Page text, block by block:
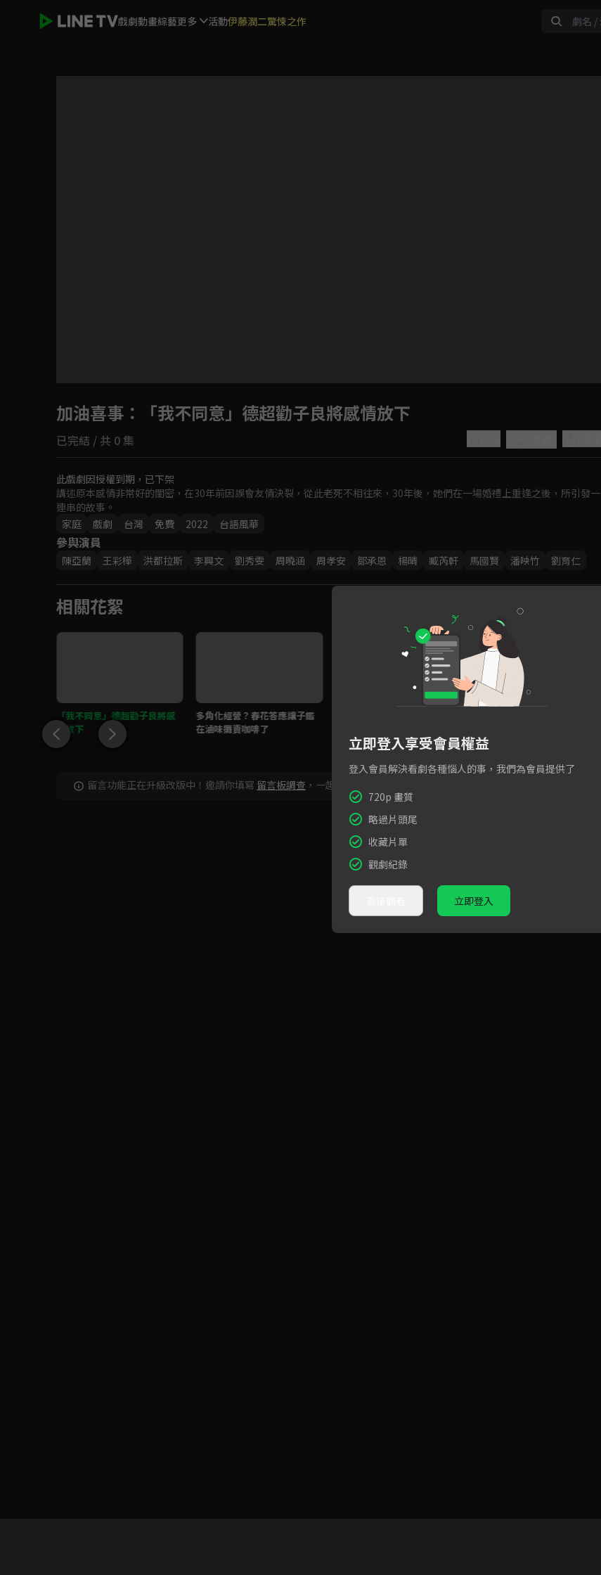
戲劇動畫綜藝更多 活動伊藤潤二驚悚之作
Play
Video
加油喜事 ：「我不同意」德超勸子良將感情放下
已完結 / 共 0 集
此戲劇因授權到期，已下架
講述原本感情非常好的閨密，在30年前因誤會友情決裂，從此老死不相往來，30年後，她們在一場婚禮上重逢之後，所引發一
連串的故事。
家庭
戲劇 台灣 免費 2022 台語風華
參與演員
陳亞蘭 王彩樺 洪都拉斯 李興文 劉秀雯 周曉涵 周孝安 鄒承恩 楊晴 臧芮軒 馬國賢 潘映竹 劉育仁
相關花絮
「我不同意」德超勸子良將感
情放下
多角化經營？春花答應讓子鑑
在滷味攤賣咖啡了
留言功能正在升級改版中！邀請你填寫 留言板調查 ，一起共創新版留言功能！
立即登入享受會員權益
登入會員解決看劇各種惱人的事，我們為會員提供了
720p 畫質
略過片頭尾
收藏片單
觀劇紀錄
立即登入